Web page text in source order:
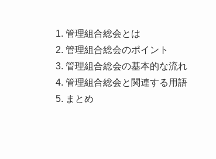
管理組合総会とは
管理組合総会のポイント
管理組合総会の基本的な流れ
管理組合総会と関連する用語
まとめ